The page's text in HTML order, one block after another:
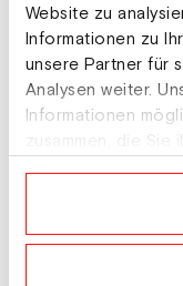
Website zu
Informationen zu
unsere Partner für
Analysen weiter.
Informationen